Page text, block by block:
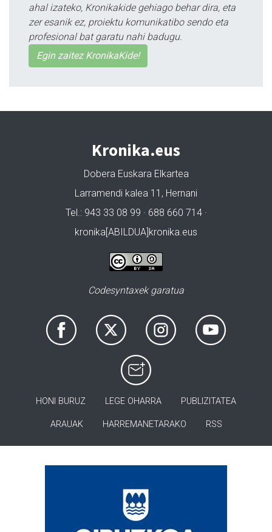
ahal izateko, Kronikakide gehiago behar dira, eta
zer esanik ez, proiektu komunikatibo sendo eta
profesional bat garatu nahi badugu.
Egin zaitez KronikaKide!
Kronika.eus
Dobera Euskara Elkartea
Larramendi kalea 11, Hernani
Tel.: 943 33 08 99 · 688 660 714 ·
kronika[ABILDUA]kronika.eus
Codesyntaxek garatua
HONI BURUZ LEGE OHARRA PUBLIZITATEA
ARAUAK HARREMANETARAKO RSS